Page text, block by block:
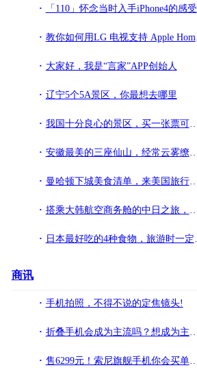
「110」怀念当时入手iPhone4的感受
教你如何用LG 电视支持 Apple Homekit、Airplay 2 及自家 ThinQ
大家好，我是“言家”APP创始人
辽宁5个5A景区，你最想去哪里
我国十分良心的景区，买一张票可以玩四天，内部景色非常漂亮
安徽最美的三座仙山，经常云雾缭绕似梦境
曼哈顿下城美食清单，来美国旅行不可错过，大饱口福的体验
搭乘大韩航空商务舱的中日之旅，附米其林三星餐厅京都菊乃井打卡
日本最好吃的4种食物，旅游时一定要尝尝，好吃到停不下来
商讯
手机拍照，不得不说的定焦镜头!
折叠手机会成为主流吗？想成为主流还得满足这一点!
售6299元！索尼旗舰手机你会买单吗？!